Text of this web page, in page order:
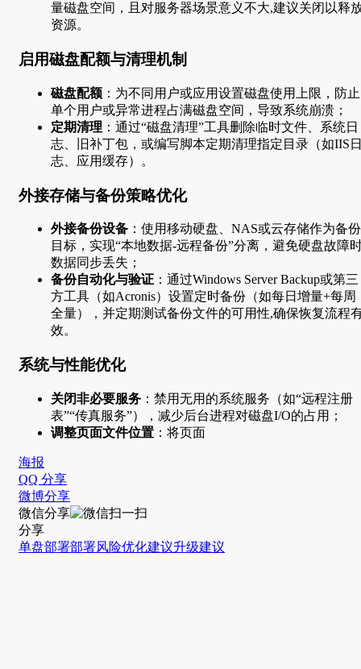
量磁盘空间，且对服务器场景意义不大,建议关闭以释
资源。
启用磁盘配额与清理机制
磁盘配额 ：为不同用户或应用设置磁盘使用上限，防止
单个用户或异常进程占满磁盘空间，导致系统崩溃；
定期清理 ：通过“磁盘清理”工具删除临时文件、系统日
志、旧补丁包，或编写脚本定期清理指定目录（如IIS
志、应用缓存）。
外接存储与备份策略优化
外接备份设备 ：使用移动硬盘、NAS或云存储作为备份
目标，实现“本地数据-远程备份”分离，避免硬盘故障
数据同步丢失；
备份自动化与验证 ：通过Windows Server Backup或第三
方工具（如Acronis）设置定时备份（如每日增量+每周
全量），并定期测试备份文件的可用性,确保恢复流程
效。
系统与性能优化
关闭非必要服务 ：禁用无用的系统服务（如“远程注册
表”“传真服务”），减少后台进程对磁盘I/O的占用；
调整页面文件位置 ：将页面
海报
QQ 分享
微博分享
微信分享
分享
单盘部署部署风险优化建议升级建议